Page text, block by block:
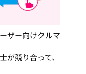
ザー向けクルマ
競り合って、